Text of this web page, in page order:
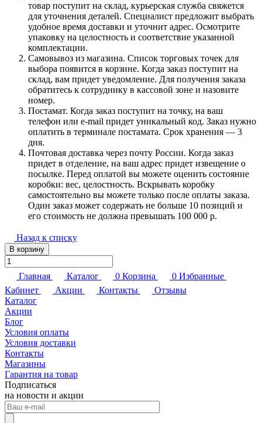
товар поступит на склад, курьерская служба свяжется
для уточнения деталей. Специалист предложит выбрать
удобное время доставки и уточнит адрес. Осмотрите
упаковку на целостность и соответствие указанной
комплектации.
Самовывоз из магазина. Список торговых точек для
выбора появится в корзине. Когда заказ поступит на
склад, вам придет уведомление. Для получения заказа
обратитесь к сотруднику в кассовой зоне и назовите
номер.
Постамат. Когда заказ поступит на точку, на ваш
телефон или e-mail придет уникальный код. Заказ нужно
оплатить в терминале постамата. Срок хранения — 3
дня.
Почтовая доставка через почту России. Когда заказ
придет в отделение, на ваш адрес придет извещение о
посылке. Перед оплатой вы можете оценить состояние
коробки: вес, целостность. Вскрывать коробку
самостоятельно вы можете только после оплаты заказа.
Один заказ может содержать не больше 10 позиций и
его стоимость не должна превышать 100 000 р.
Назад к списку
В корзину
Главная Каталог 0 Корзина 0 Избранные
Кабинет
Акции Контакты
Отзывы
Каталог
Акции
Блог
Условия оплаты
Условия доставки
Контакты
Магазины
Гарантия на товар
Подписаться
на новости и акции